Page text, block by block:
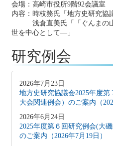
会場：高崎市役所9階92会議室
内容：時枝務氏「地方史研究協
浅倉直美氏「「ぐんま
世を中心として―」
研究例会
2026年7月23日
地方史研究協議会2025年度
大会関連例会）のご案内（
2026年6月24日
2025年度第６回研究例会(大
のご案内（2026年7月19日）